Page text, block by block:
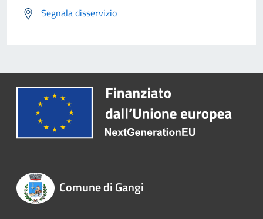
Segnala disservizio
Comune di Gangi